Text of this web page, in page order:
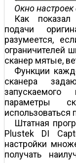
Окно
Как
подачи
разумеется,
ограничителей
сканер мятые,
Функции
сканера
параметры
использоваться
Штатная
Plustek DI
настройки
получать